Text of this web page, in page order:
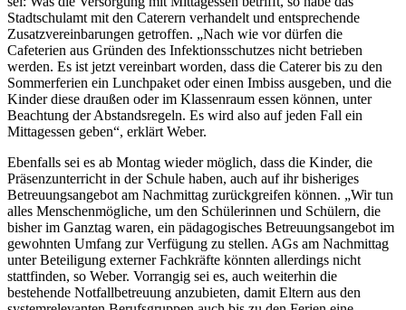
Stadtschulamt mit den Caterern verhandelt und entsprechende
Zusatzvereinbarungen getroffen. „Nach wie vor dürfen die
Cafeterien aus Gründen des Infektionsschutzes nicht betrieben
werden. Es ist jetzt vereinbart worden, dass die Caterer bis zu den
Sommerferien ein Lunchpaket oder einen Imbiss ausgeben, und die
Kinder diese draußen oder im Klassenraum essen können, unter
Beachtung der Abstandsregeln. Es wird also auf jeden Fall ein
Mittagessen geben“, erklärt Weber.
Ebenfalls sei es ab Montag wieder möglich, dass die Kinder, die
Präsenzunterricht in der Schule haben, auch auf ihr bisheriges
Betreuungsangebot am Nachmittag zurückgreifen können. „Wir tun
alles Menschenmögliche, um den Schülerinnen und Schülern, die
bisher im Ganztag waren, ein pädagogisches Betreuungsangebot im
gewohnten Umfang zur Verfügung zu stellen. AGs am Nachmittag
unter Beteiligung externer Fachkräfte könnten allerdings nicht
stattfinden, so Weber. Vorrangig sei es, auch weiterhin die
bestehende Notfallbetreuung anzubieten, damit Eltern aus den